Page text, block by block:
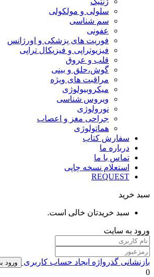
سلولی و مولکولی
سم شناسی
عفونی
فوریت های پزشکی و اورژانس
فیزیوتراپی و فیزیکال تراپی
قلب و عروق
گوش،حلق و بینی
مراقبت های ویژه
میکروبیولوژی
ویروس شناسی
نورولوژی
جراحی مغز و اعصاب
هماتولوژی
سفارش کتاب
درباره ما
تماس با ما
استعلام نسخه چاپی
REQUEST
سبد خرید
سبد خریدتان خالی است.
ورود به سایت
بازنشانی گذرواژه ایجاد حساب کاربری ورود
0